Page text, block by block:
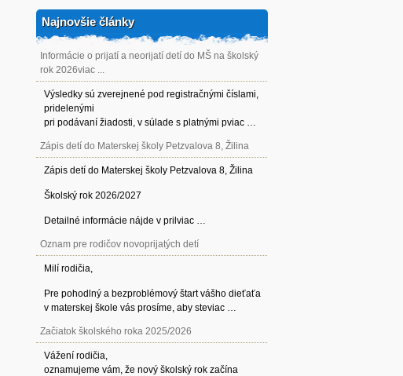
Najnovšie články
Informácie o prijatí a neorijatí detí do MŠ na školský
rok 2026viac ...
Výsledky sú zverejnené pod registračnými číslami,
pridelenými
pri podávaní žiadosti, v súlade s platnými pviac …
Zápis detí do Materskej školy Petzvalova 8, Žilina
Zápis detí do Materskej školy Petzvalova 8, Žilina
Školský rok 2026/2027
Detailné informácie nájde v prilviac …
Oznam pre rodičov novoprijatých detí
Milí rodičia,
Pre pohodlný a bezproblémový štart vášho dieťaťa
v materskej škole vás prosíme, aby steviac …
Začiatok školského roka 2025/2026
Vážení rodičia,
oznamujeme vám, že nový školský rok začína